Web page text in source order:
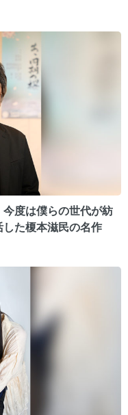
度は僕らの世代が紡
た榎本滋民の名作